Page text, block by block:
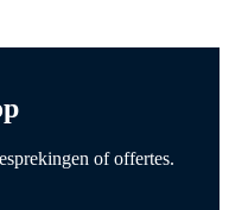
of offertes.